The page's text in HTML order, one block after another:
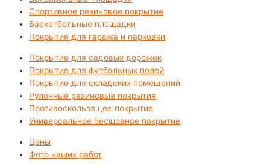
Спортивное резиновое покрытие
Баскетбольные площадки
Покрытия для гаража и парковки
Покрытие для садовых дорожек
Покрытие для футбольных полей
Покрытие для складских помещений
Рулонные резиновые покрытия
Противоскользящее покрытие
Универсальное бесшовное покрытие
Цены
Фото наших работ